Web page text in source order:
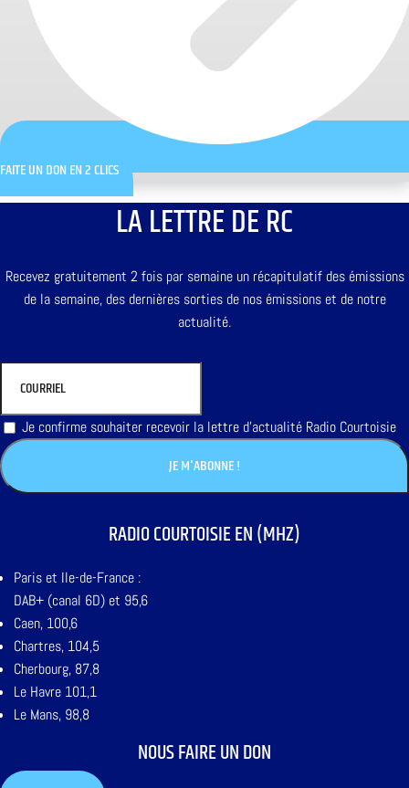
FAITE UN DON EN 2 CLICS
LA LETTRE DE RC
Recevez gratuitement 2 fois par semaine un récapitulatif des émissions
de la semaine, des dernières sorties de nos émissions et de notre
actualité.
Je confirme souhaiter recevoir la lettre d'actualité Radio Courtoisie
RADIO COURTOISIE EN (MHZ)
Paris et Ile-de-France :
DAB+ (canal 6D) et 95,6
Caen, 100,6
Chartres, 104,5
Cherbourg, 87,8
Le Havre 101,1
Le Mans, 98,8
NOUS FAIRE UN DON